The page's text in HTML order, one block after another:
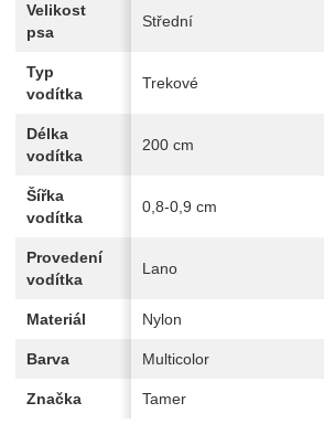
Velikost
psa
Střední
Typ
vodítka
Trekové
Délka
vodítka
200 cm
Šířka
vodítka
0,8-0,9 cm
Provedení
vodítka
Lano
Materiál Nylon
Barva Multicolor
Značka Tamer